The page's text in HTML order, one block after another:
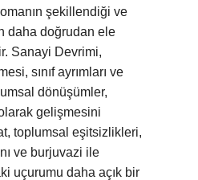
şekillendiği ve
daha doğrudan ele
Sanayi Devrimi,
sınıf ayrımları ve
dönüşümler,
gelişmesini
toplumsal eşitsizlikleri,
ve burjuvazi ile
uçurumu daha açık bir